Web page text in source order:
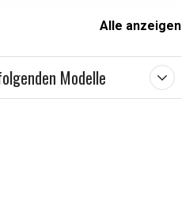
zu den EigenschaftenAlle anzeigen
Modelle